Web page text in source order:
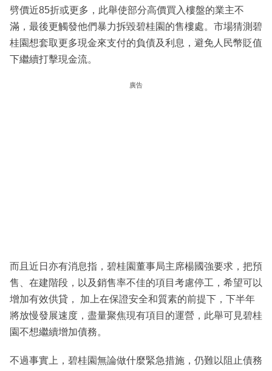
劈價近85折或更多，此舉使部分高價買入樓盤的業主不
滿，最後更觸發他們暴力拆毀碧桂園的售樓處。市場猜測碧
桂園想套取更多現金來支付的負債及利息，避免人民幣貶值
下繼續打擊現金流。
廣告
而且近日亦有消息指，碧桂園董事局主席楊國強要求，把預
售、在建階段，以及銷售率不佳的項目考慮停工，希望可以
增加有效供貸， 加上在保證安全和質素的前提下，下半年
將放慢發展速度，盡量聚焦現有項目的運營，此舉可見碧桂
園不想繼續增加債務。
不過事實上，碧桂園無論做什麼緊急措施，仍難以阻止債務